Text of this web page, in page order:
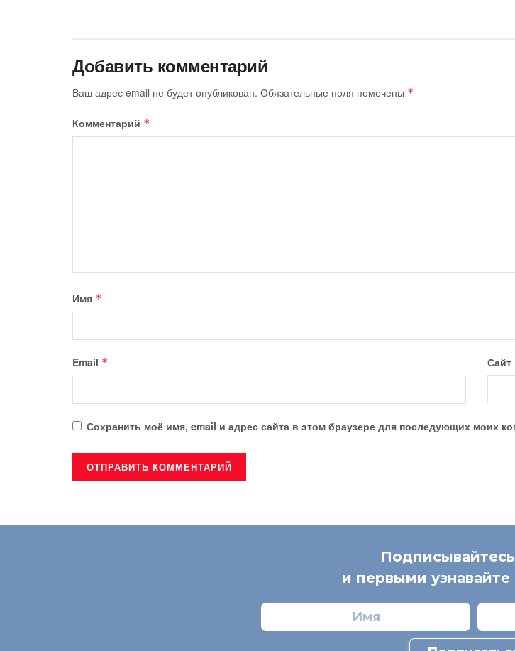
Добавить комментарий
Ваш адрес email не будет опубликован. Обязательные поля помечены *
Комментарий *
Имя *
Email * Сайт
Сохранить моё имя, email и адрес сайта в этом браузере для последующих моих
и первыми узнавайте